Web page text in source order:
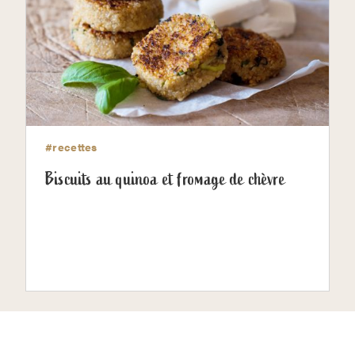
#recettes
Biscuits au quinoa et fromage de chèvre